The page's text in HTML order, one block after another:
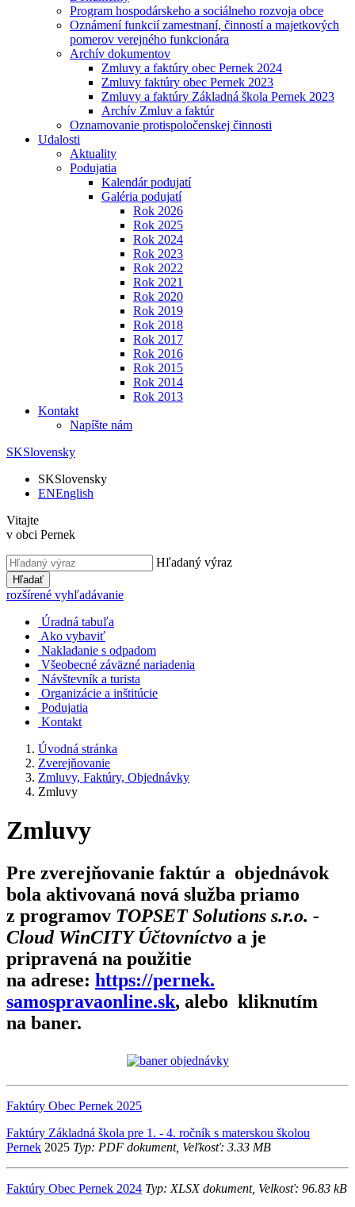
Program hospodárskeho a sociálneho rozvoja obce
Oznámení funkcií zamestnaní, činností a majetkových
pomerov verejného funkcionára
Archív dokumentov
Zmluvy a faktúry obec Pernek 2024
Zmluvy faktúry obec Pernek 2023
Zmluvy a faktúry Základná škola Pernek 2023
Archív Zmluv a faktúr
Oznamovanie protispoločenskej činnosti
Udalosti
Aktuality
Podujatia
Kalendár podujatí
Galéria podujatí
Rok 2026
Rok 2025
Rok 2024
Rok 2023
Rok 2022
Rok 2021
Rok 2020
Rok 2019
Rok 2018
Rok 2017
Rok 2016
Rok 2015
Rok 2014
Rok 2013
Kontakt
Napíšte nám
SKSlovensky
SKSlovensky
ENEnglish
Vitajte
v obci Pernek
Hľadaný výraz
Hľadať
rozšírené vyhľadávanie
Úradná tabuľa
Ako vybaviť
Nakladanie s odpadom
Všeobecné záväzné nariadenia
Návštevník a turista
Organizácie a inštitúcie
Podujatia
Kontakt
Úvodná stránka
Zverejňovanie
Zmluvy, Faktúry, Objednávky
Zmluvy
Zmluvy
Pre zverejňovanie faktúr a objednávok
bola aktivovaná nová služba priamo
z programov TOPSET Solutions s.r.o. -
Cloud WinCITY Účtovníctvo a je
pripravená na použitie
na adrese: https://pernek.
samospravaonline.sk, alebo kliknutím
na baner.
Faktúry Obec Pernek 2025
Faktúry Základná škola pre 1. - 4. ročník s materskou školou
Pernek 2025 Typ: PDF dokument, Veľkosť: 3.33 MB
Faktúry Obec Pernek 2024 Typ: XLSX dokument, Velkosť: 96.83 kB